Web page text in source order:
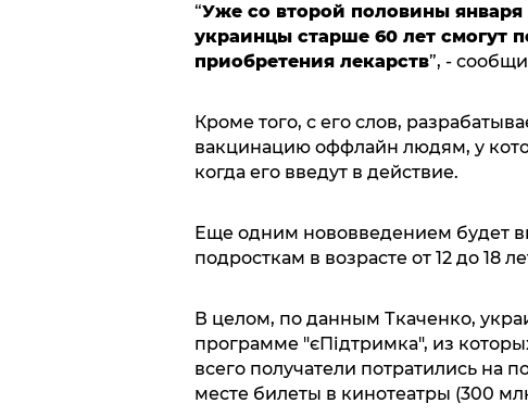
“Уже со второй половины
украинцы старше 60 лет смогут
приобретения лекарств”, -
Кроме того, с его слов,
вакцинацию оффлайн людям, у
когда его введут в действие.
Еще одним нововведением будет
подросткам в возрасте от 12 до 18
В целом, по данным Ткаченко,
программе "єПідтримка", из
всего получатели потратились на
месте билеты в кинотеатры (300